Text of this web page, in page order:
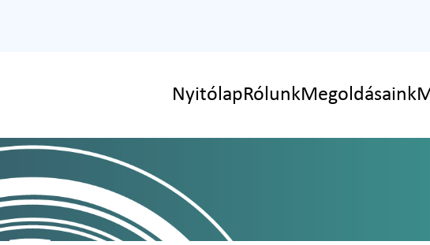
NyitólapRólunkMegoldásaink